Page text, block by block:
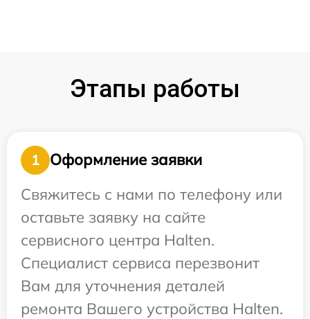
Этапы работы
1
Оформление заявки
Свяжитесь с нами по телефону или
оставьте заявку на сайте
сервисного центра Halten.
Специалист сервиса перезвонит
Вам для уточнения деталей
ремонта Вашего устройства Halten.